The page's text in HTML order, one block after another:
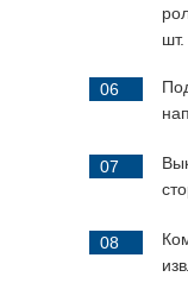
шт.
06
07
08